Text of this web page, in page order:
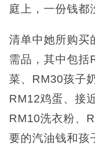
庭上，一份钱都
清单中她所购买
需品，其中包括
菜、RM30孩子
RM12鸡蛋、接
RM10洗衣粉、
要的汽油钱和孩